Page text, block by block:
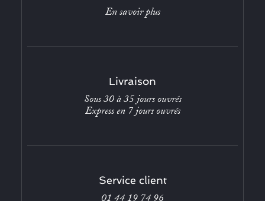
En savoir plus
Livraison
Sous 30 à 35 jours ouvrés
Express en 7 jours ouvrés
Service client
01 44 19 74 96